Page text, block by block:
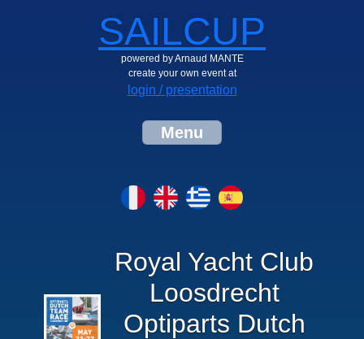
SAILCUP
powered by Arnaud MANTE
create your own event at
login / presentation
Menu
Royal Yacht Club
Loosdrecht
Optiparts Dutch